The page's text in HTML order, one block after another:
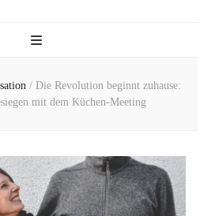
/ Die Revolution beginnt zuhause:
mit dem Küchen-Meeting